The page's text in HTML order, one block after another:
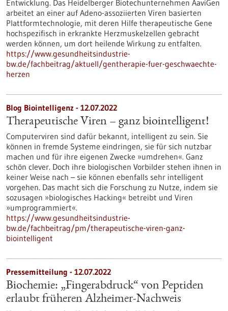
Entwicklung. Das Heidelberger Biotechunternehmen AaviGen
arbeitet an einer auf Adeno-assoziierten Viren basierten
Plattformtechnologie, mit deren Hilfe therapeutische Gene
hochspezifisch in erkrankte Herzmuskelzellen gebracht
werden können, um dort heilende Wirkung zu entfalten.
https://www.gesundheitsindustrie-
bw.de/fachbeitrag/aktuell/gentherapie-fuer-geschwaechte-
herzen
Blog Biointelligenz - 12.07.2022
Therapeutische Viren – ganz biointelligent!
Computerviren sind dafür bekannt, intelligent zu sein. Sie
können in fremde Systeme eindringen, sie für sich nutzbar
machen und für ihre eigenen Zwecke »umdrehen«. Ganz
schön clever. Doch ihre biologischen Vorbilder stehen ihnen in
keiner Weise nach – sie können ebenfalls sehr intelligent
vorgehen. Das macht sich die Forschung zu Nutze, indem sie
sozusagen »biologisches Hacking« betreibt und Viren
»umprogrammiert«.
https://www.gesundheitsindustrie-
bw.de/fachbeitrag/pm/therapeutische-viren-ganz-
biointelligent
Pressemitteilung - 12.07.2022
Biochemie: „Fingerabdruck“ von Peptiden
erlaubt früheren Alzheimer-Nachweis